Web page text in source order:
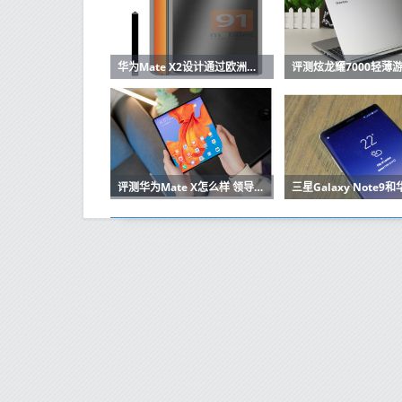
华为Mate X2设计通过欧洲认证上市
评测华为Mate X怎么样 领导未来的佼佼者